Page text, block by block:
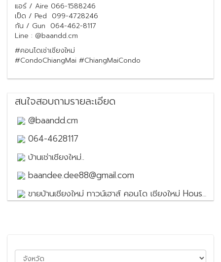
แอร์ / Aire 066-1588246
เป็ด / Ped 099-4728246
กัน / Gun 064-462-8117
Line : @baandd.cm
#คอนโดเช่าเชียงใหม่
#CondoChiangMai #ChiangMaiCondo
สนใจสอบถามรายละเอียด
@baandd.cm
064-4628117
บ้านเช่าเชียงใหม่..
baandee.dee88@gmail.com
ขายบ้านเชียงใหม่ ทาวน์เฮาส์ คอนโด เชียงใหม่ House for sale in Chiang Mai